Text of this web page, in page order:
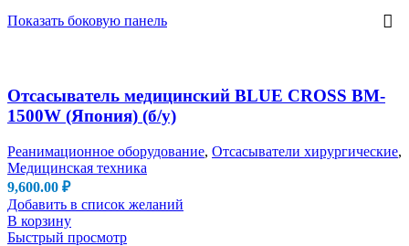
Показать боковую панель
Отсасыватель медицинский BLUE CROSS BM-
1500W (Япония) (б/у)
Реанимационное оборудование, Отсасыватели хирургические,
Медицинская техника
9,600.00 ₽
Добавить в список желаний
В корзину
Быстрый просмотр